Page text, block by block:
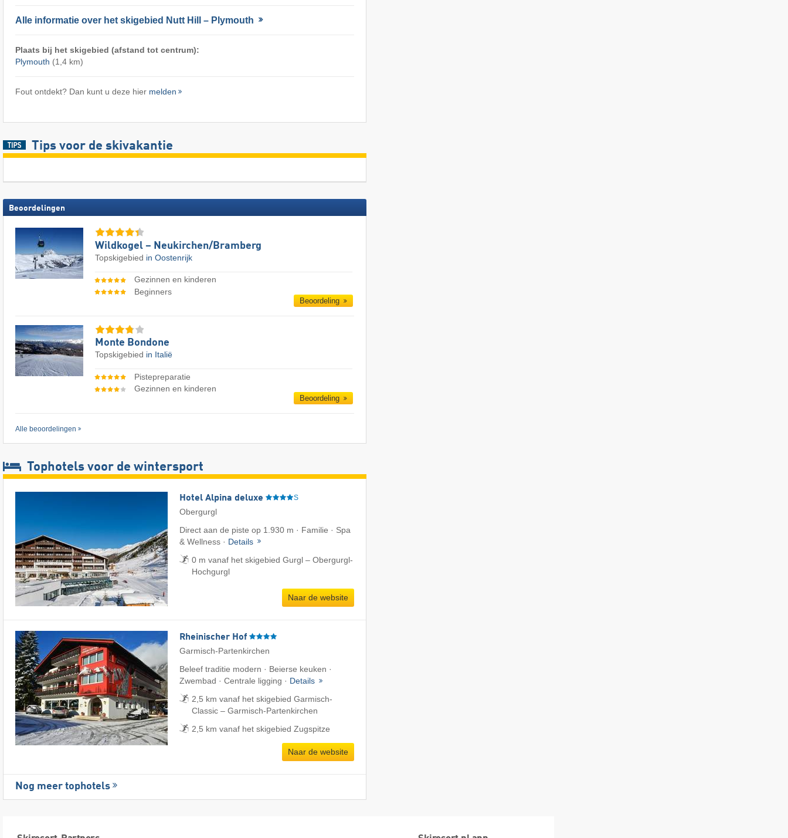
Alle informatie over het skigebied Nutt Hill – Plymouth
Plaats bij het skigebied (afstand tot centrum):
Plymouth (1,4 km)
Fout ontdekt? Dan kunt u deze hier melden
Tips voor de skivakantie
Beoordelingen
Wildkogel – Neukirchen/​Bramberg
Topskigebied in Oostenrijk
Gezinnen en kinderen
Beginners
Beoordeling
Monte Bondone
Topskigebied in Italië
Pistepreparatie
Gezinnen en kinderen
Beoordeling
Alle beoordelingen
Tophotels voor de wintersport
Hotel Alpina deluxe S
Obergurgl
Direct aan de piste op 1.930 m · Familie · Spa
& Wellness · Details
0 m vanaf het skigebied Gurgl – Obergurgl-
Hochgurgl
Naar de website
Rheinischer Hof
Garmisch-Partenkirchen
Beleef traditie modern · Beierse keuken ·
Zwembad · Centrale ligging · Details
2,5 km vanaf het skigebied Garmisch-
Classic – Garmisch-Partenkirchen
2,5 km vanaf het skigebied Zugspitze
Naar de website
Nog meer tophotels